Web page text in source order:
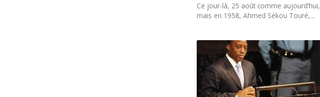
Ce jour-là, 25 août comme aujourd’hui,
mais en 1958, Ahmed Sékou Touré,...